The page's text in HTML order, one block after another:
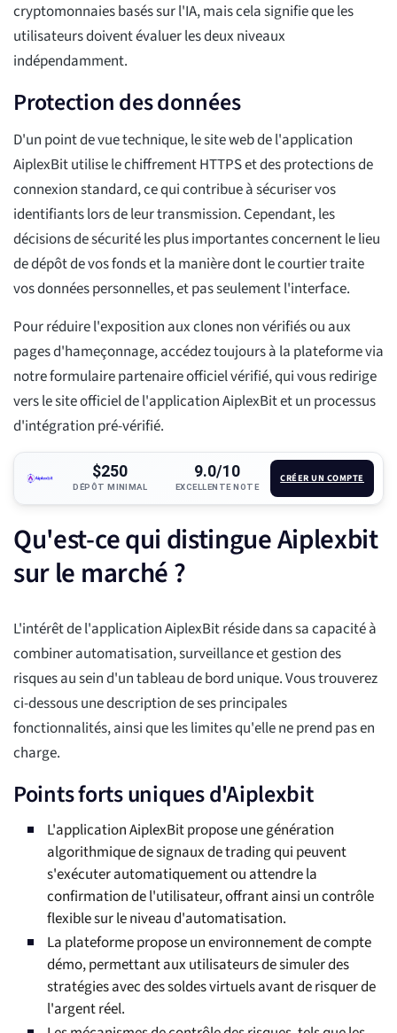
cryptomonnaies basés sur l'IA, mais cela signifie que les
utilisateurs doivent évaluer les deux niveaux
indépendamment.
Protection des données
D'un point de vue technique, le site web de l'application
AiplexBit utilise le chiffrement HTTPS et des protections de
connexion standard, ce qui contribue à sécuriser vos
identifiants lors de leur transmission. Cependant, les
décisions de sécurité les plus importantes concernent le lieu
de dépôt de vos fonds et la manière dont le courtier traite
vos données personnelles, et pas seulement l'interface.
Pour réduire l'exposition aux clones non vérifiés ou aux
pages d'hameçonnage, accédez toujours à la plateforme via
notre formulaire partenaire officiel vérifié, qui vous redirige
vers le site officiel de l'application AiplexBit et un processus
d'intégration pré-vérifié.
$250
DÉPÔT MINIMAL
9.0/10
EXCELLENTE NOTE
CRÉER UN COMPTE
Qu'est-ce qui distingue Aiplexbit
sur le marché ?
L'intérêt de l'application AiplexBit réside dans sa capacité à
combiner automatisation, surveillance et gestion des
risques au sein d'un tableau de bord unique. Vous trouverez
ci-dessous une description de ses principales
fonctionnalités, ainsi que les limites qu'elle ne prend pas en
charge.
Points forts uniques d'Aiplexbit
L'application AiplexBit propose une génération
algorithmique de signaux de trading qui peuvent
s'exécuter automatiquement ou attendre la
confirmation de l'utilisateur, offrant ainsi un contrôle
flexible sur le niveau d'automatisation.
La plateforme propose un environnement de compte
démo, permettant aux utilisateurs de simuler des
stratégies avec des soldes virtuels avant de risquer de
l'argent réel.